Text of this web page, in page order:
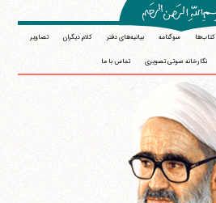
کتاب‌ها سوگنامه بیانیه‌های دفتر کلام دیگران تصاویر
نگارخانه صوتی تصویری تماس با ما